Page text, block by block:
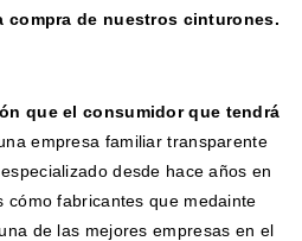
compra de nuestros cinturones.
que el consumidor que tendrá
empresa familiar transparente
desde hace años en
cómo fabricantes que medainte
de las mejores empresas en el